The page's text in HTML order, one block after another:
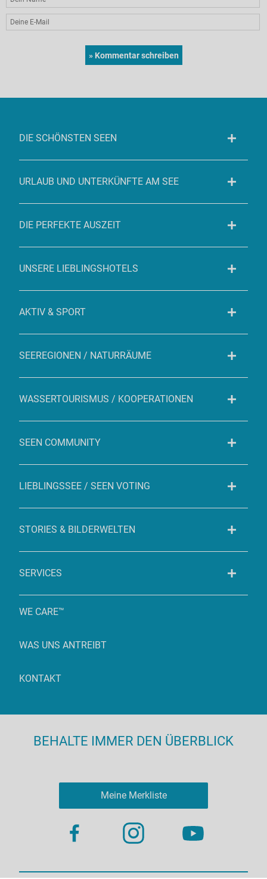
DIE SCHÖNSTEN SEEN
URLAUB UND UNTERKÜNFTE AM SEE
DIE PERFEKTE AUSZEIT
UNSERE LIEBLINGSHOTELS
AKTIV & SPORT
SEEREGIONEN / NATURRÄUME
WASSERTOURISMUS / KOOPERATIONEN
SEEN COMMUNITY
LIEBLINGSSEE / SEEN VOTING
STORIES & BILDERWELTEN
SERVICES
WE CARE™
WAS UNS ANTREIBT
KONTAKT
BEHALTE IMMER DEN ÜBERBLICK
Meine Merkliste